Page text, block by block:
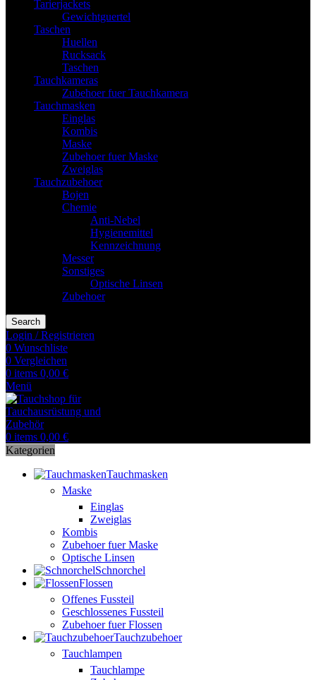
Tarierjackets
Gewichtguertel
Taschen
Huellen
Rucksack
Taschen
Tauchkameras
Zubehoer fuer Tauchkamera
Tauchmasken
Einglas
Kombis
Maske
Zubehoer fuer Maske
Zweiglas
Tauchzubehoer
Bojen
Chemie
Anti-Nebel
Hygienemittel
Kennzeichnung
Messer
Sonstiges
Optische Linsen
Zubehoer
Search
Login / Registrieren
0 Wunschliste
0 Vergleichen
0 items 0,00 €
Menü
0 items 0,00 €
Kategorien
Tauchmasken
Maske
Einglas
Zweiglas
Kombis
Zubehoer fuer Maske
Optische Linsen
Schnorchel
Flossen
Offenes Fussteil
Geschlossenes Fussteil
Zubehoer fuer Flossen
Tauchzubehoer
Tauchlampen
Tauchlampe